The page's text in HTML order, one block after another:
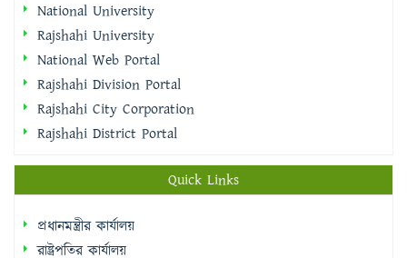
National University
Rajshahi University
National Web Portal
Rajshahi Division Portal
Rajshahi City Corporation
Rajshahi District Portal
Quick Links
প্রধানমন্ত্রীর কার্যালয়
রাষ্ট্রপতির কার্যালয়